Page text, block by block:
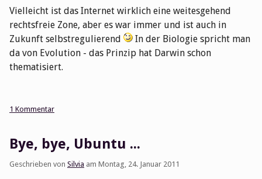
Vielleicht ist das Internet wirklich eine weitesgehend
rechtsfreie Zone, aber es war immer und ist auch in
Zukunft selbstregulierend
In der Biologie spricht man
da von Evolution - das Prinzip hat Darwin schon
thematisiert.
1 Kommentar
Bye, bye, Ubuntu ...
Geschrieben von Silvia am Montag, 24. Januar 2011